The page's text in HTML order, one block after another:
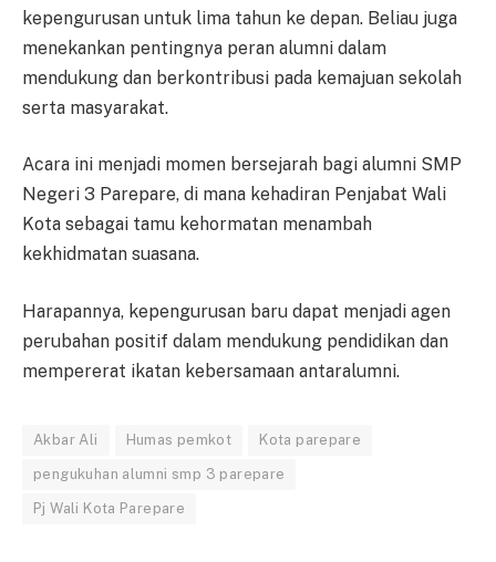
kepengurusan untuk lima tahun ke depan. Beliau juga
menekankan pentingnya peran alumni dalam
mendukung dan berkontribusi pada kemajuan sekolah
serta masyarakat.
Acara ini menjadi momen bersejarah bagi alumni SMP
Negeri 3 Parepare, di mana kehadiran Penjabat Wali
Kota sebagai tamu kehormatan menambah
kekhidmatan suasana.
Harapannya, kepengurusan baru dapat menjadi agen
perubahan positif dalam mendukung pendidikan dan
mempererat ikatan kebersamaan antaralumni.
Akbar Ali Humas pemkot Kota parepare
pengukuhan alumni smp 3 parepare
Pj Wali Kota Parepare